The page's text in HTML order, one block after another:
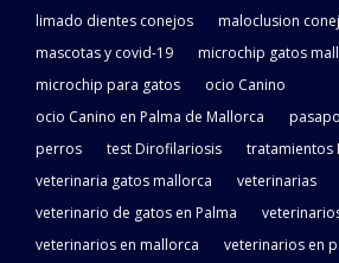
limado dientes conejos
maloclusion
mascotas y covid-19
microchip gatos
microchip para gatos
ocio Canino
ocio Canino en Palma de Mallorca
perros
test Dirofilariosis
tratamientos
veterinaria gatos mallorca
veterinarias
veterinario de gatos en Palma
veterinarios en mallorca
veterinarios en